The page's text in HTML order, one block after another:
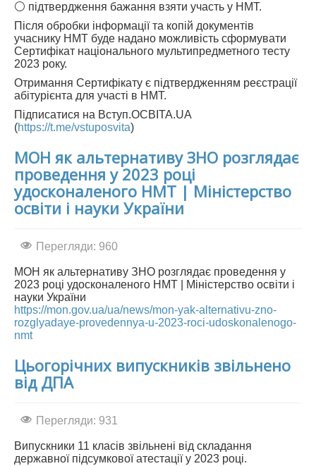
⚪️ підтвердження бажання взяти участь у НМТ.
Після обробки інформації та копій документів
учаснику НМТ буде надано можливість сформувати
Сертифікат національного мультипредметного тесту
2023 року.
Отримання Сертифікату є підтвердженням реєстрації
абітурієнта для участі в НМТ.
Підписатися на Вступ.ОСВІТА.UA
(https://t.me/vstuposvita)
МОН як альтернативу ЗНО розглядає
проведення у 2023 році
удосконаленого НМТ | Міністерство
освіти і науки України
Перегляди: 960
МОН як альтернативу ЗНО розглядає проведення у
2023 році удосконаленого НМТ | Міністерство освіти і
науки України
https://mon.gov.ua/ua/news/mon-yak-alternativu-zno-
rozglyadaye-provedennya-u-2023-roci-udoskonalenogo-
nmt
Цьогорічних випускників звільнено
від ДПА
Перегляди: 931
Випускники 11 класів звільнені від складання
державної підсумкової атестації у 2023 році.